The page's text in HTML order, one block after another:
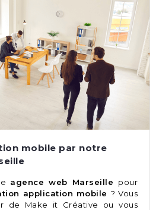
mobile par notre
agence web Marseille pour
application mobile ? Vous
de Make it Créative ou vous